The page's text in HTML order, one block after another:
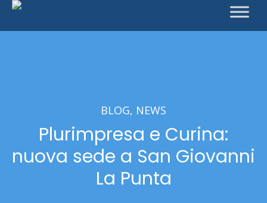
BLOG NEWS
Plurimpresa e Curina:
nuova sede a San Giovanni
La Punta